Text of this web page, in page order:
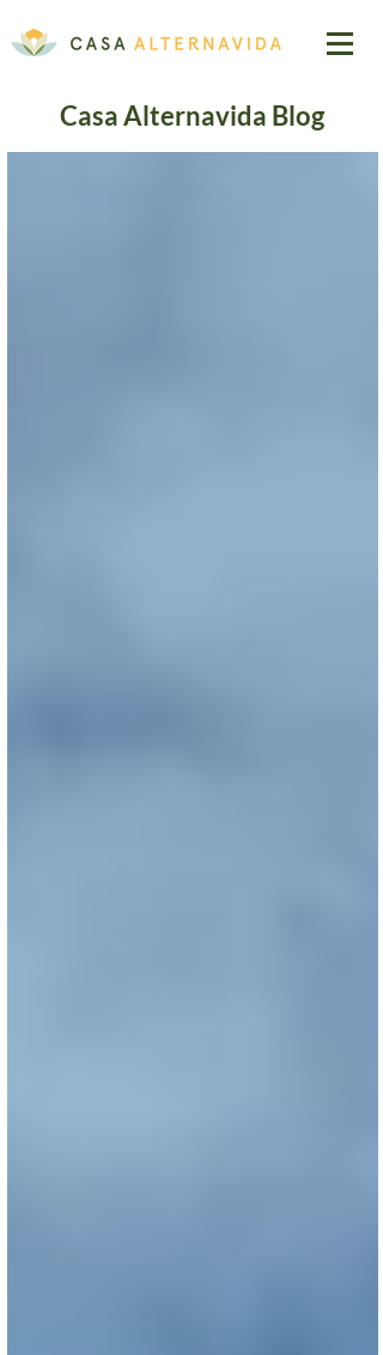
Casa Alternavida Blog